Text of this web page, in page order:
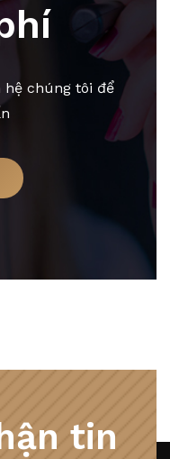
hệ chúng tôi để
tin